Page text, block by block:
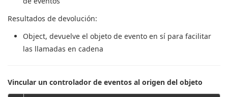
Resultados de devolución:
Object, devuelve el objeto de evento en sí para facilitar
las llamadas en cadena
Vincular un controlador de eventos al origen del objeto